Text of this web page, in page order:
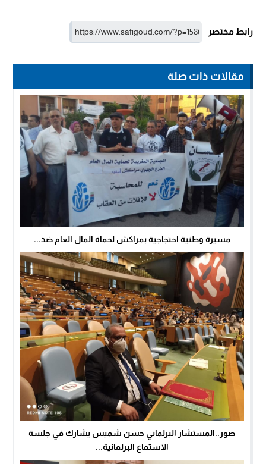
رابط مختصر
مقالات ذات صلة
مسيرة وطنية احتجاجية بمراكش لحماة المال العام ضد...
صور..المستشار البرلماني حسن شميس يشارك في جلسة
الاستماع البرلمانية...